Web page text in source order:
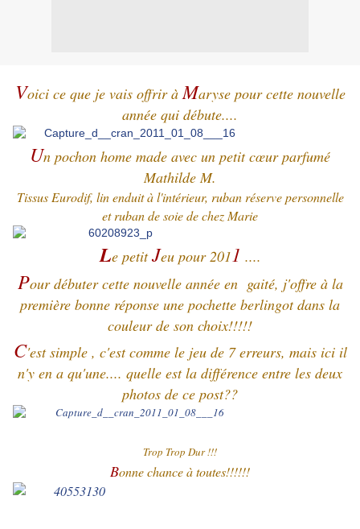
Voici ce que je vais offrir àMaryse pour cette nouvelle
année qui débute....
Un pochon home made avec un petit cœur parfumé
Mathilde M.
Tissus Eurodif, lin enduit à l'intérieur, ruban réserve personnelle
et ruban de soie de chez Marie
Le petitJeu pour 2011 ....
Pour débuter cette nouvelle année en gaité, j'offre à la
première bonne réponse une pochette berlingot dans la
couleur de son choix!!!!!
C'est simple , c'est comme le jeu de 7 erreurs, mais ici il
n'y en a qu'une.... quelle est la différence entre les deux
photos de ce post??
Trop Trop Dur !!!
Bonne chance à toutes!!!!!!